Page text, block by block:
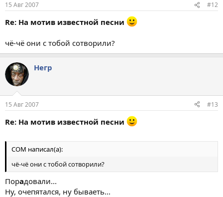
15 Авг 2007 #12
Re: На мотив известной песни
чё-чё они с тобой сотворили?
Негр
15 Авг 2007 #13
Re: На мотив известной песни
COM написал(а):
чё-чё они с тобой сотворили?
Порадовали...
Ну, очепятался, ну бываеть...